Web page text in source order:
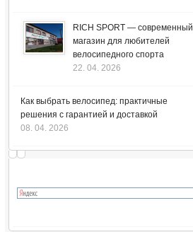
RICH SPORT — современный
магазин для любителей
велосипедного спорта
22. 04. 2026
Как выбрать велосипед: практичные
решения с гарантией и доставкой
08. 04. 2026